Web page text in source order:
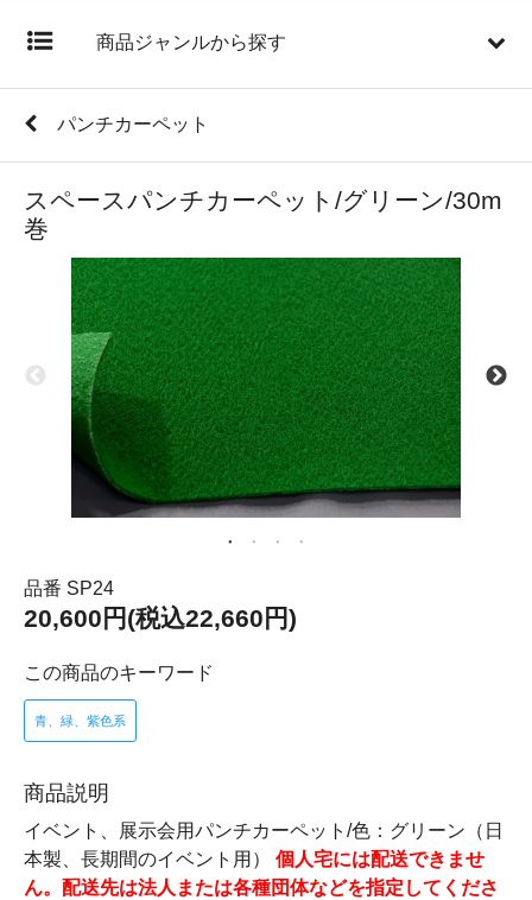
商品ジャンルから探す
パンチカーペット
スペースパンチカーペット/グリーン/30m
巻
品番 SP24
20,600円(税込22,660円)
この商品のキーワード
青、緑、紫色系
商品説明
イベント、展示会用パンチカーペット/色：グリーン（日
本製、長期間のイベント用） 個人宅には配送できませ
ん。配送先は法人または各種団体などを指定してくださ